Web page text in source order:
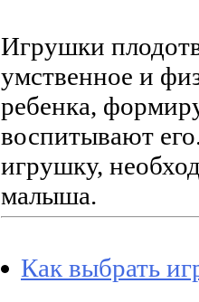
Игрушки
умственное и
ребенка,
воспитывают
игрушку,
малыша.
Как выбрать